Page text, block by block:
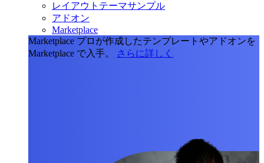
レイアウトテーマサンプル
アドオン
Marketplace
Marketplace プロが作成したテンプレートやアドオンを
Marketplace で入手。
さらに詳しく